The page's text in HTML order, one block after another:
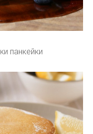
панкейки